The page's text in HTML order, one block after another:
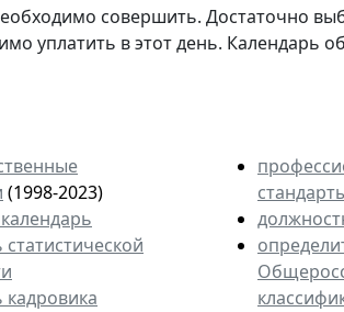
совершить. Достаточно
уплатить в этот день. Календарь
(1998-2023)
кадровика